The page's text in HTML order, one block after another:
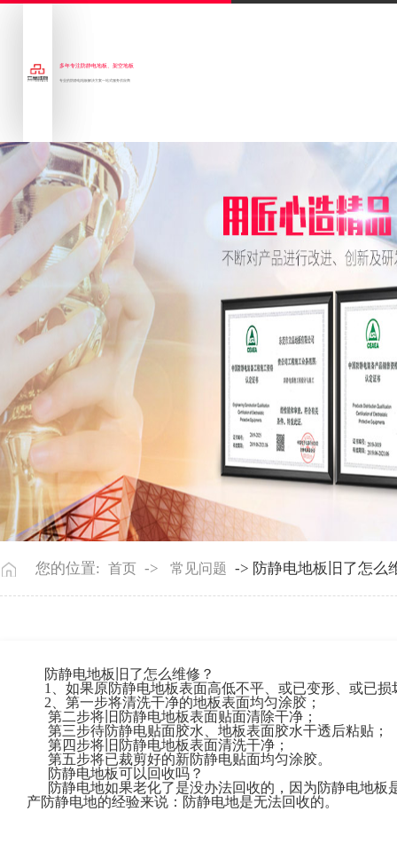
多年专注防静电地板、架空地板
专业的防静电地板解决方案一站式服务供应商
您的位置: 首页 -> 常见问题 -> 防静电地板旧了怎么维
防静电地板旧了怎么维修？
1、如果原防静电地板表面高低不平、或已变形、或已
2、第一步将清洗干净的地板表面均匀涂胶；
第二步将旧防静电地板表面贴面清除干净；
第三步待防静电贴面胶水、地板表面胶水干透后粘贴；
第四步将旧防静电地板表面清洗干净；
第五步将已裁剪好的新防静电贴面均匀涂胶。
防静电地板可以回收吗？
防静电地如果老化了是没办法回收的，因为防静电地板
产防静电地的经验来说：防静电地是无法回收的。